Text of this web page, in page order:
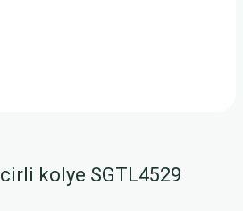
kolye SGTL4529